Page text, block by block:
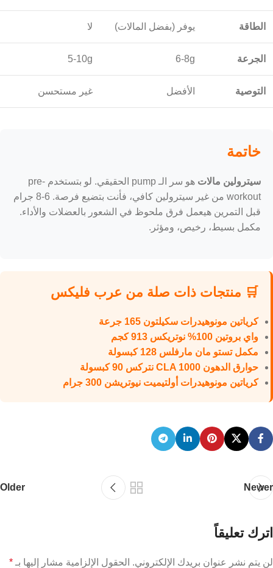
الطاقة يوفر (بفضل المالات) لا
الجرعة 6-8g
5-10g
التوصية الأفضل غير مستحسن
خاتمة
سيترولين مالات
هو سر الـ pump الحقيقي. لو بتستخدم pre-
workout من غير سيترولين كافي، فأنت بتضيع فرصة. 6-8 جرام
قبل التمرين هيعمل فرق ملحوظ في الشعور بالعضلات والأداء.
مكمل بسيط، رخيص، ومؤثر.
🛒 منتجات ذات صلة من عرب فليكس
كرياتين مونوهيدرات سكيلتون 165 جرعة
واي بروتين 100% نوتريكس 913 كجم
مكمل تستو مان مارفلس 128 كبسولة
حوارق الدهون CLA 1000 نتركس 90 كبسولة
كرياتين مونوهيدرات أولتيميت نيوتريشن 300 جرام
Newer
Older
اترك تعليقاً
لن يتم نشر عنوان بريدك الإلكتروني. الحقول الإلزامية مشار إليها بـ *